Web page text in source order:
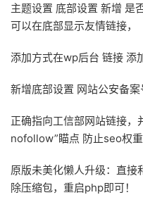
主题设置 底部设置 新增 是
可以在底部显示友情链接，
添加方式在wp后台 链接 添
新增底部设置 网站公安备
正确指向工信部网站链接
nofollow”瞄点 防止seo权
原版未美化懒人升级：直接
除压缩包，重启php即可！